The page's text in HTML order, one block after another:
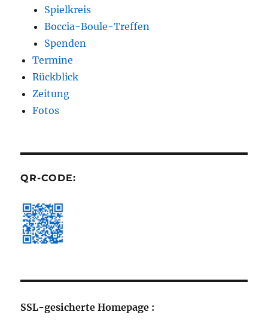
Spielkreis
Boccia-Boule-Treffen
Spenden
Termine
Rückblick
Zeitung
Fotos
QR-CODE:
SSL-gesicherte Homepage :